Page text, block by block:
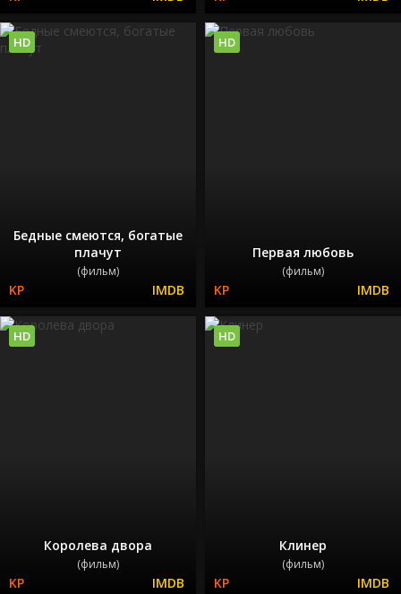
Бедные смеются, богатые
плачут
(фильм)
HD
Первая любовь
(фильм)
HD
Королева двора
(фильм)
HD
Клинер
(фильм)
HD